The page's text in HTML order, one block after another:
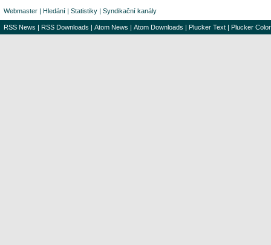
Webmaster | Hledání | Statistiky | Syndikační kanály
RSS News | RSS Downloads | Atom News | Atom Downloads | Plucker Text | Plucker Color